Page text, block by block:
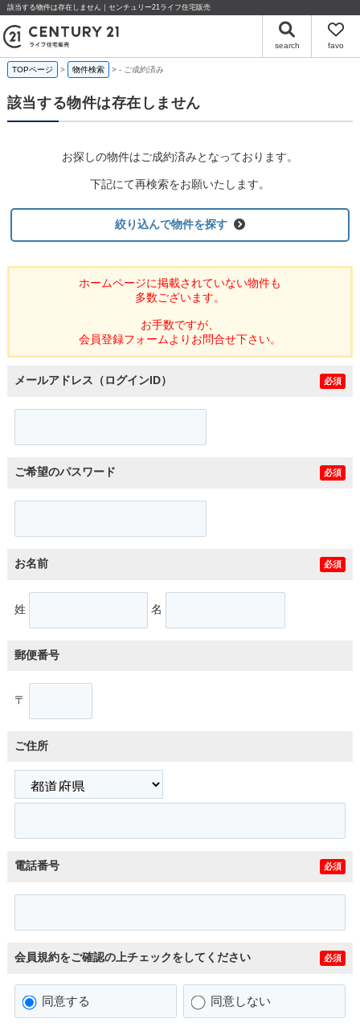
該当する物件は存在しません｜センチュリー21ライフ住宅販売
search favo
TOPページ 物件検索 - ご成約済み
該当する物件は存在しません
お探しの物件はご成約済みとなっております。
下記にて再検索をお願いたします。
絞り込んで物件を探す
ホームページに掲載されていない物件も
多数ございます。
お手数ですが、
会員登録フォームよりお問合せ下さい。
メールアドレス（ログインID） 必須
ご希望のパスワード 必須
お名前 必須
姓 名
郵便番号
〒
ご住所
電話番号 必須
会員規約をご確認の上チェックをしてください 必須
同意する 同意しない